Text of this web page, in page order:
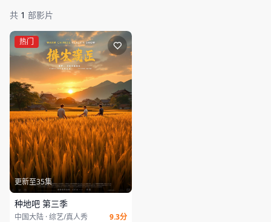
共 1 部影片
热门
更新至35集
种地吧 第三季
中国大陆 · 综艺/真人秀 9.3分